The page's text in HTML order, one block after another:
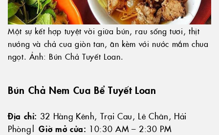
Một sự kết hợp tuyệt vời giữa bún, rau sống tươi, thịt
nướng và chả cua giòn tan, ăn kèm với nước mắm chua
ngọt. Ảnh: Bún Chả Tuyết Loan.
Bún Chả Nem Cua Bể Tuyết Loan
Địa chỉ: 32 Hàng Kênh, Trại Cau, Lê Chân, Hải
Phòng|Giờ mở cửa: 10:30 AM – 2:30 PM